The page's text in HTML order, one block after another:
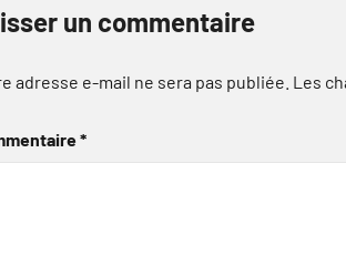
un commentaire
adresse e-mail ne sera pas publiée. Les
*